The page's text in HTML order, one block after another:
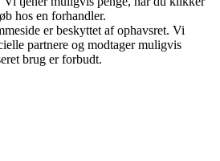
hos en forhandler.
er beskyttet af ophavsret. Vi
partnere og modtager muligvis
brug er forbudt.